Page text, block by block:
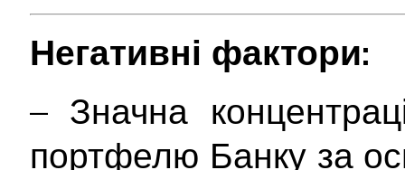
Негативні фактори:
– Значна
портфелю Банку за